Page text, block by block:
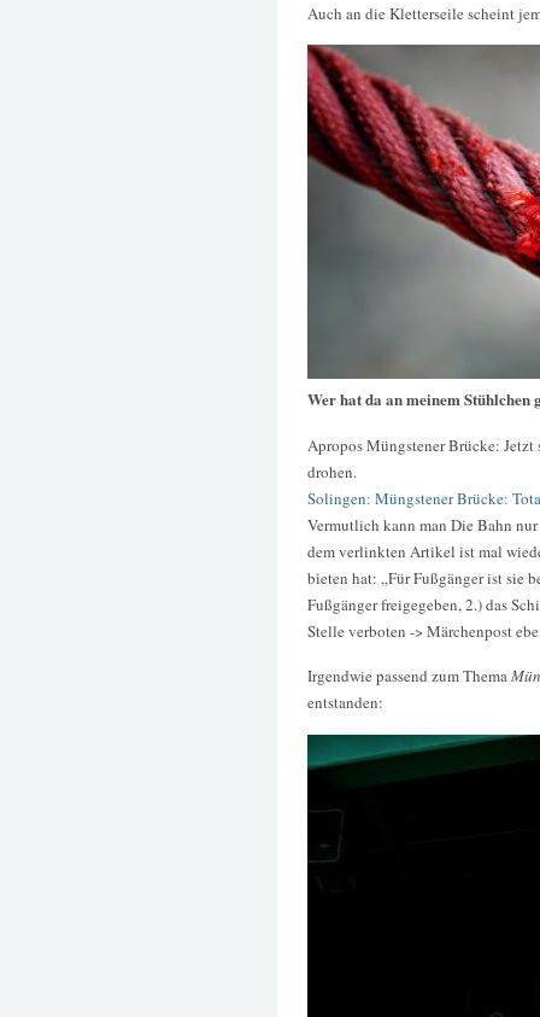
Auch an die Kletterseile scheint
Wer hat da an meinem Stühlchen
Apropos Müngstener Brücke:
drohen.
Solingen: Müngstener Brücke:
Vermutlich kann man Die Bahn
dem verlinkten Artikel ist mal
bieten hat: „Für Fußgänger ist sie
Fußgänger freigegeben, 2.) das
Stelle verboten -> Märchenpost
Irgendwie passend zum Thema
entstanden: